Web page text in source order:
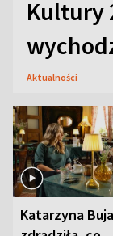
Kultury
Aktualności
Katarzyna